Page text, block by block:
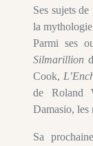
Ses sujets
la
Parmi ses
Silmarillion
Cook,
de Roland
Damasio, les
Sa